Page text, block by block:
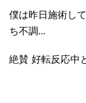
僕は昨日施術し
ち不調...
絶賛 好転反応中